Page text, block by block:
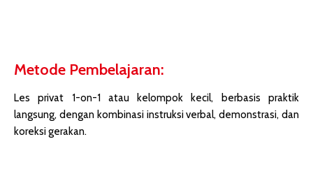
Metode Pembelajaran:
Les privat 1-on-1 atau kelompok kecil, berbasis praktik
langsung, dengan kombinasi instruksi verbal, demonstrasi, dan
koreksi gerakan.